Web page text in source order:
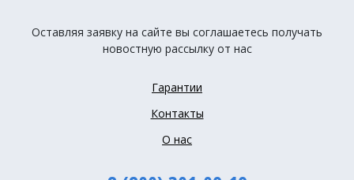
Оставляя заявку на сайте вы соглашаетесь получать
новостную рассылку от нас
Гарантии
Контакты
О нас